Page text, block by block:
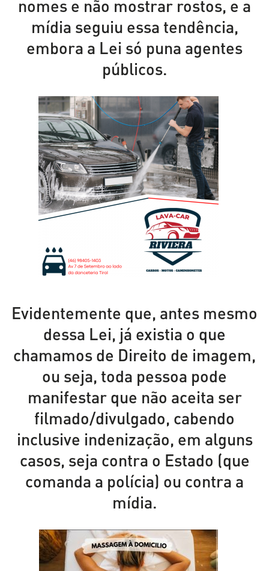
nomes e não mostrar rostos, e a
mídia seguiu essa tendência,
embora a Lei só puna agentes
públicos.
Evidentemente que, antes mesmo
dessa Lei, já existia o que
chamamos de Direito de imagem,
ou seja, toda pessoa pode
manifestar que não aceita ser
filmado/divulgado, cabendo
inclusive indenização, em alguns
casos, seja contra o Estado (que
comanda a polícia) ou contra a
mídia.